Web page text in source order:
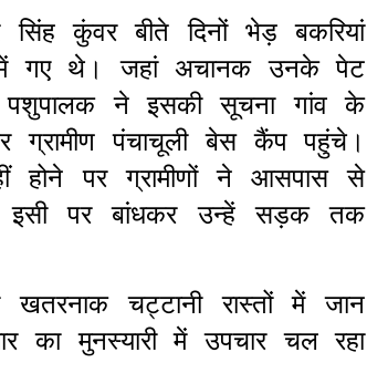
सिंह कुंवर बीते दिनों भेड़ बकरियां
गए थे। जहां अचानक उनके पेट
ने इसकी सूचना गांव के
ग्रामीण पंचाचूली बेस कैंप पहुंचे।
होने पर ग्रामीणों ने आसपास से
इसी पर बांधकर उन्हें सड़क तक
चट्टानी रास्तों में जान
का मुनस्यारी में उपचार चल रहा